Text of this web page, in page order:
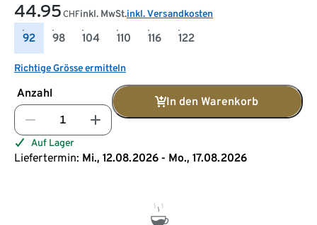
44.95 CHFinkl. MwSt.inkl. Versandkosten
92 98 104 110 116 122
Richtige Grösse ermitteln
Anzahl
In den Warenkorb
Auf Lager
Liefertermin: Mi., 12.08.2026 - Mo., 17.08.2026